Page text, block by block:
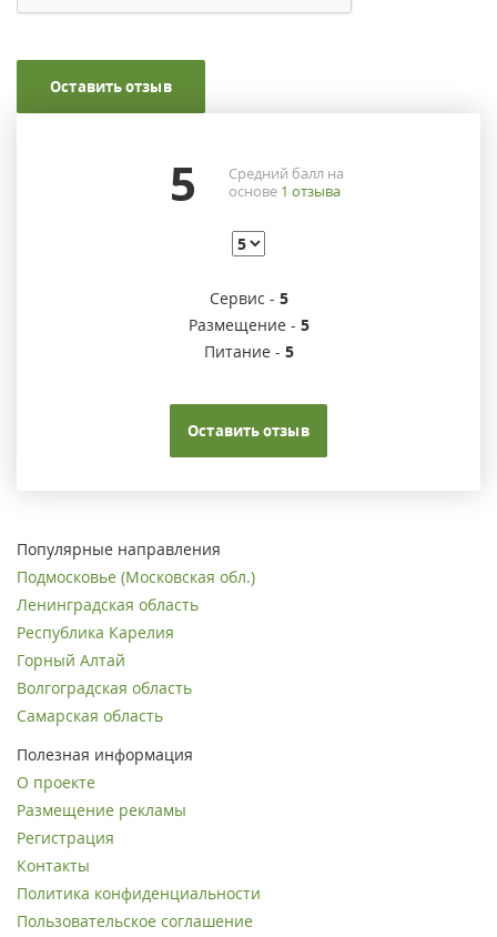
Оставить отзыв
5
Средний балл на
основе 1 отзыва
Сервис - 5
Размещение - 5
Питание - 5
Оставить отзыв
Популярные направления
Подмосковье (Московская обл.)
Ленинградская область
Республика Карелия
Горный Алтай
Волгоградская область
Самарская область
Полезная информация
О проекте
Размещение рекламы
Регистрация
Контакты
Политика конфиденциальности
Пользовательское соглашение